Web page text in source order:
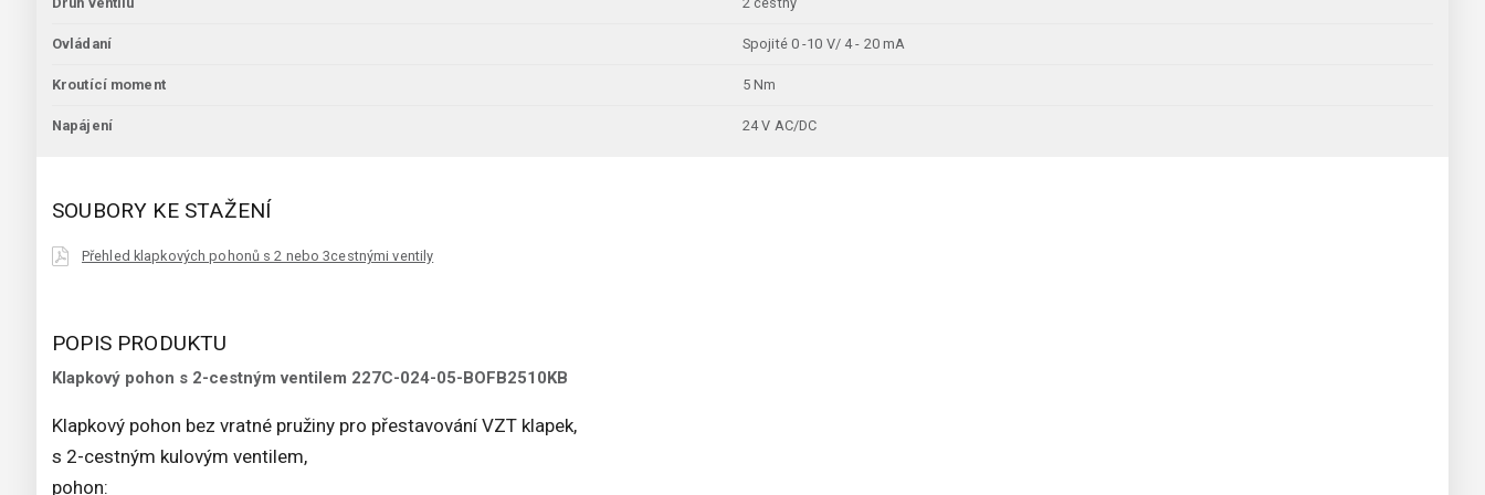
Ovládaní Spojité 0 -10 V/ 4 - 20 mA
Kroutící moment 5 Nm
Napájení 24 V AC/DC
SOUBORY KE STAŽENÍ
Přehled klapkových pohonů s 2 nebo 3cestnými ventily
POPIS PRODUKTU
Klapkový pohon s 2-cestným ventilem 227C-024-05-BOFB2510KB
Klapkový pohon bez vratné pružiny pro přestavování VZT klapek,
s 2-cestným kulovým ventilem,
pohon: